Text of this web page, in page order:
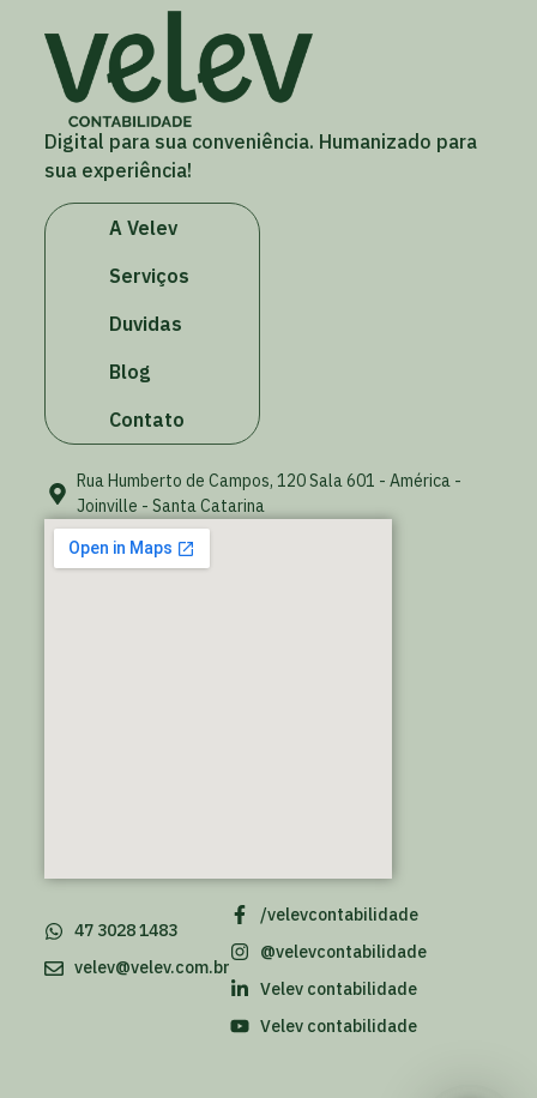
Digital para sua conveniência. Humanizado para
sua experiência!
A Velev
Serviços
Duvidas
Blog
Contato
Rua Humberto de Campos, 120 Sala 601 - América -
Joinville - Santa Catarina
/velevcontabilidade
@velevcontabilidade
Velev contabilidade
Velev contabilidade
47 3028 1483
velev@velev.com.br